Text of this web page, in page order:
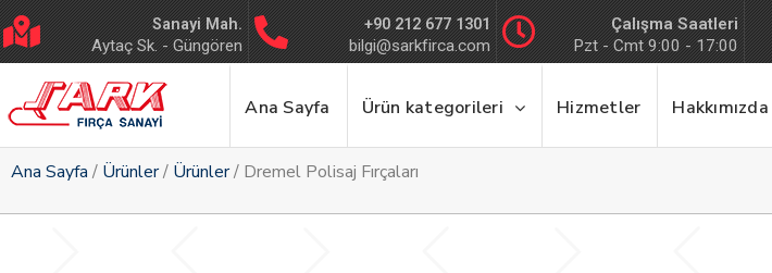
Sanayi Mah.
Aytaç Sk. - Güngören
+90 212 677 1301
bilgi@sarkfirca.com
Çalışma Saatleri
Pzt - Cmt 9:00 - 17:00
Ana Sayfa Ürün kategorileri Hizmetler Hakkımızda
Ana Sayfa / Ürünler/ Ürünler/ Dremel Polisaj Fırçaları